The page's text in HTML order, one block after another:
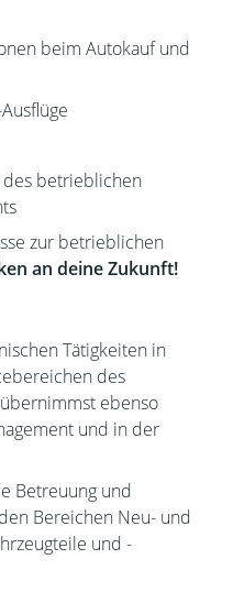
beim Autokauf und
des betrieblichen
zur betrieblichen
an deine Zukunft!
Tätigkeiten in
des
ebenso
und in der
Betreuung und
Bereichen Neu- und
und -